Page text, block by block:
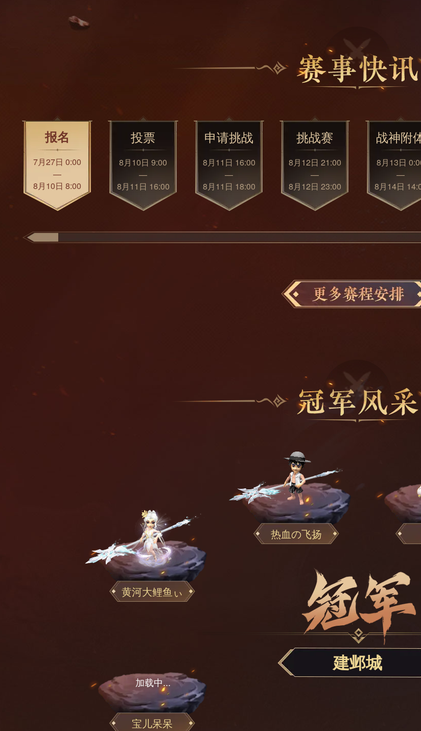
报名
7月27日 0:00
—
8月10日 8:00
投票
8月10日 9:00
—
8月11日 16:00
申请挑战
8月11日 16:00
—
8月11日 18:00
挑战赛
8月12日 21:00
—
8月12日 23:00
战神附
8月13日
—
8月14日
建邺城
黄河大鲤鱼ぃ
热血の飞扬
宝儿呆呆